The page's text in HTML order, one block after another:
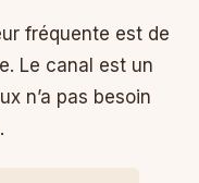
fréquente est de
Le canal est un
n’a pas besoin